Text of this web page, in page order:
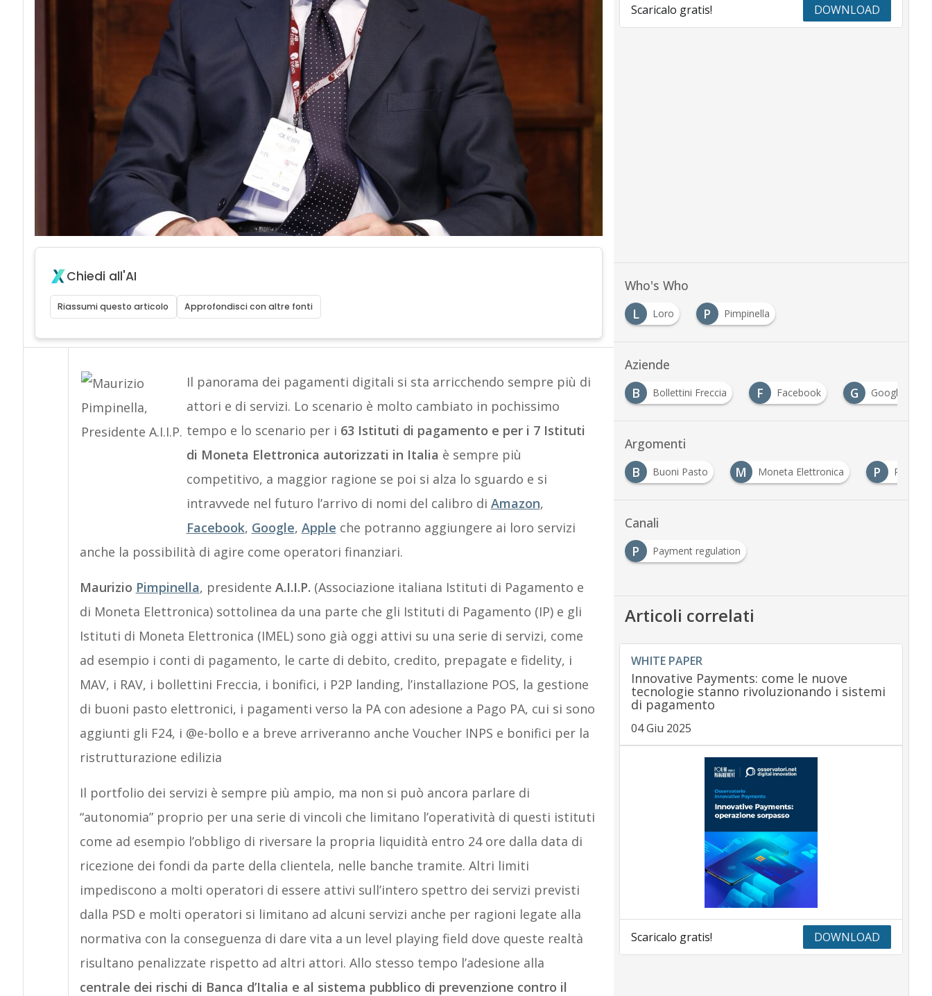
Chiedi all'AI
Riassumi questo articolo Approfondisci con altre fonti
Il panorama dei pagamenti digitali si sta arricchendo sempre più di
attori e di servizi. Lo scenario è molto cambiato in pochissimo
tempo e lo scenario per i 63 Istituti di pagamento e per i 7 Istituti
di Moneta Elettronica autorizzati in Italia è sempre più
competitivo, a maggior ragione se poi si alza lo sguardo e si
intravvede nel futuro l’arrivo di nomi del calibro di Amazon,
Facebook, Google, Apple che potranno aggiungere ai loro servizi
anche la possibilità di agire come operatori finanziari.
Maurizio Pimpinella, presidente A.I.I.P. (Associazione italiana Istituti di Pagamento e
di Moneta Elettronica) sottolinea da una parte che gli Istituti di Pagamento (IP) e gli
Istituti di Moneta Elettronica (IMEL) sono già oggi attivi su una serie di servizi, come
ad esempio i conti di pagamento, le carte di debito, credito, prepagate e fidelity, i
MAV, i RAV, i bollettini Freccia, i bonifici, i P2P landing, l’installazione POS, la gestione
di buoni pasto elettronici, i pagamenti verso la PA con adesione a Pago PA, cui si sono
aggiunti gli F24, i @e-bollo e a breve arriveranno anche Voucher INPS e bonifici per la
ristrutturazione edilizia
Il portfolio dei servizi è sempre più ampio, ma non si può ancora parlare di
“autonomia” proprio per una serie di vincoli che limitano l’operatività di questi istituti
come ad esempio l’obbligo di riversare la propria liquidità entro 24 ore dalla data di
ricezione dei fondi da parte della clientela, nelle banche tramite. Altri limiti
impediscono a molti operatori di essere attivi sull’intero spettro dei servizi previsti
dalla PSD e molti operatori si limitano ad alcuni servizi anche per ragioni legate alla
normativa con la conseguenza di dare vita a un level playing field dove queste realtà
risultano penalizzate rispetto ad altri attori. Allo stesso tempo l’adesione alla
centrale dei rischi di Banca d’Italia e al sistema pubblico di prevenzione contro il
Scaricalo gratis! DOWNLOAD
Who's Who
L
Loro P Pimpinella
Aziende
B Bollettini Freccia F Facebook G Google
Argomenti
B Buoni Pasto M Moneta Elettronica P P2P
Canali
P
Payment regulation
Articoli correlati
WHITE PAPER
Innovative Payments: come le nuove
tecnologie stanno rivoluzionando i sistemi
di pagamento
04 Giu 2025
Scaricalo gratis! DOWNLOAD